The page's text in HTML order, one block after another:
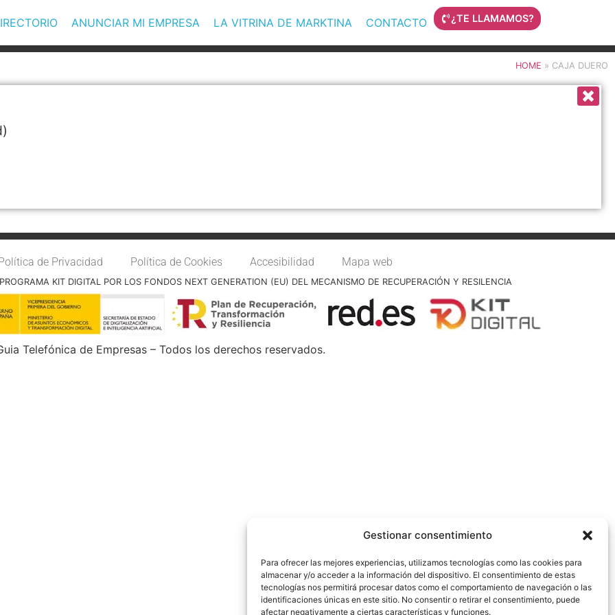
Gestionar consentimiento
Para ofrecer las mejores experiencias, utilizamos tecnologías como las cookies para
almacenar y/o acceder a la información del dispositivo. El consentimiento de estas
tecnologías nos permitirá procesar datos como el comportamiento de navegación o las
identificaciones únicas en este sitio. No consentir o retirar el consentimiento, puede
afectar negativamente a ciertas características y funciones.
ANUNCIAR MI EMPRESA LA VITRINA DE MARKTINA CONTACTO ¿TE LLAMAMOS?
HOME » CAJA DUERO
de Privacidad Política de Cookies Accesibilidad Mapa web
KIT DIGITAL POR LOS FONDOS NEXT GENERATION (EU) DEL MECANISMO DE RECUPERACIÓN Y RESILENCIA
Telefónica de Empresas – Todos los derechos reservados.